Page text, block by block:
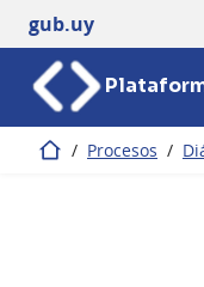
gub.uy
Inicio / Procesos /